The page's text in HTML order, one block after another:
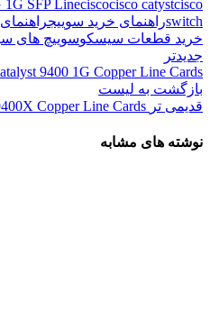
1G SFP Lineciscocisco catystcisco
switchراهنمای خرید سوییج
خرید قطعات سیسکوسوییچ های
جدیدتر
9400 1G Copper Line Cards
بازگشت به لیست
قدیمی تر Copper Line Cards
نوشته های مشابه